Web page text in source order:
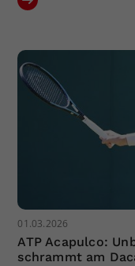
01.03.2026
ATP Acapulco:
schrammt am